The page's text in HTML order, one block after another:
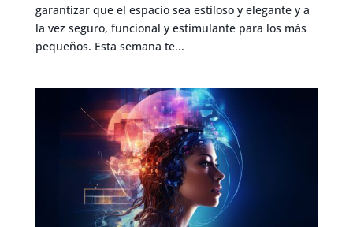
garantizar que el espacio sea estiloso y elegante y a
la vez seguro, funcional y estimulante para los más
pequeños. Esta semana te...